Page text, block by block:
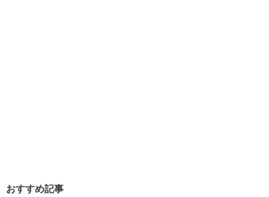
おすすめ記事